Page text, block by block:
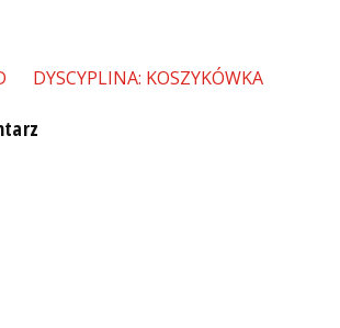
DYSCYPLINA: KOSZYKÓWKA